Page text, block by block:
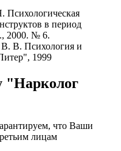
в период
2000. № 6.
В. Психология и
1999
"Нарколог
что Ваши
лицам